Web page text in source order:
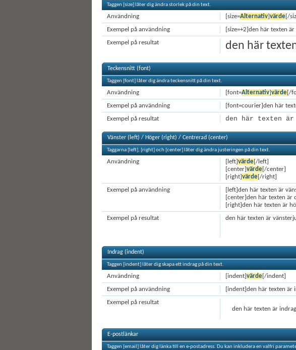
Taggen [size] låter dig ändra storlek på din text.
[size=Alternativ]värde[/
Användning
[size=+2]den här texten
Exempel på användning
den här
Exempel på resultat
Teckensnitt (font)
Taggen [font] låter dig ändra teckensnitt på din text.
[font=Alternativ]värde[/
Användning
[font=courier]den här
Exempel på användning
den här texten
Exempel på resultat
Vänster (left) / Höger (right) / Centrerad (center)
Taggarna [left], [right] och [center] låter dig ändra justeringen på din text.
[left]värde[/left]
[center]värde[/center]
[right]värde[/right]
Användning
[left]den här texten är
[center]den här texten är
[right]den här texten är
Exempel på användning
den här texten är
Exempel på resultat
Indrag (indent)
Taggen [indent] låter dig skapa ett indrag på din text.
[indent]värde[/indent]
Användning
[indent]den här texten är
Exempel på användning
den här texten är
Exempel på resultat
E-postlänkar
Taggen [email] låter dig länka till en e-postadress. Du kan inkludera en valfri